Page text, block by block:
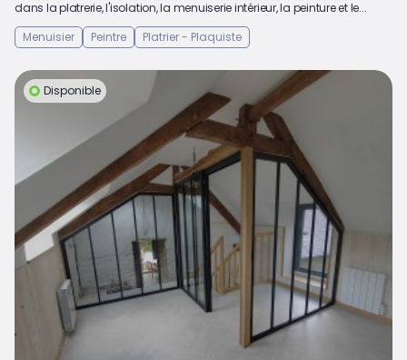
dans la platrerie, l'isolation, la menuiserie intérieur, la peinture et le...
Menuisier
Peintre Platrier - Plaquiste
Disponible